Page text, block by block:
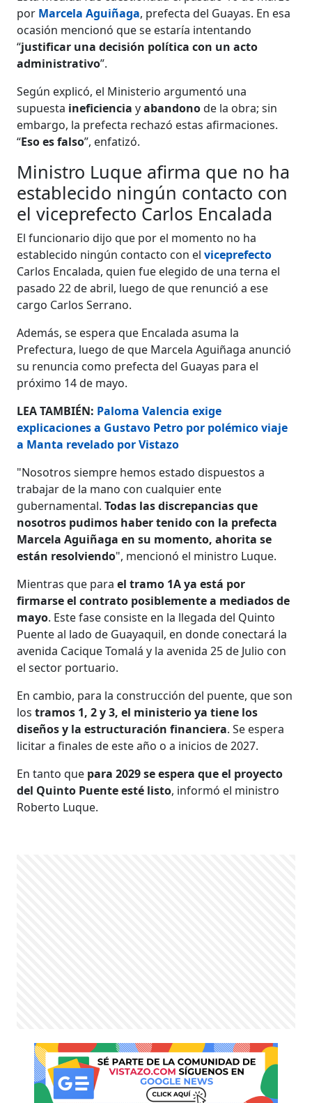
por Marcela Aguiñaga, prefecta del Guayas. En esa
ocasión mencionó que se estaría intentando
“justificar una decisión política con un acto
administrativo”.
Según explicó, el Ministerio argumentó una
supuesta ineficiencia yabandonode la obra; sin
embargo, la prefecta rechazó estas afirmaciones.
“Eso es falso”, enfatizó.
Ministro Luque afirma que no ha
establecido ningún contacto con
el viceprefecto Carlos Encalada
El funcionario dijo que por el momento no ha
establecido ningún contacto con elviceprefecto
Carlos Encalada, quien fue elegido de una terna el
pasado 22 de abril, luego de que renunció a ese
cargo Carlos Serrano.
Además, se espera que Encalada asuma la
Prefectura, luego de que Marcela Aguiñaga anunció
su renuncia como prefecta del Guayas para el
próximo 14 de mayo.
LEA TAMBIÉN: Paloma Valencia exige
explicaciones a Gustavo Petro por polémico viaje
a Manta revelado por Vistazo
"Nosotros siempre hemos estado dispuestos a
trabajar de la mano con cualquier ente
gubernamental.Todas las discrepancias que
nosotros pudimos haber tenido con la prefecta
Marcela Aguiñaga en su momento, ahorita se
están resolviendo", mencionó el ministro Luque.
Mientras que parael tramo 1A ya está por
firmarse el contrato posiblemente a mediados de
mayo. Este fase consiste en la llegada del Quinto
Puente al lado de Guayaquil, en donde conectará la
avenida Cacique Tomalá y la avenida 25 de Julio con
el sector portuario.
En cambio, para la construcción del puente, que son
lostramos 1, 2 y 3, el ministerio ya tiene los
diseños y la estructuración financiera. Se espera
licitar a finales de este año o a inicios de 2027.
En tanto que para 2029 se espera que el proyecto
del Quinto Puente esté listo, informó el ministro
Roberto Luque.